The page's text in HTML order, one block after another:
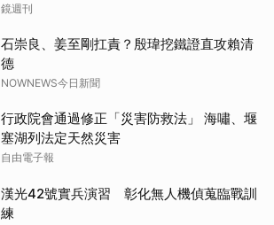
鏡週刊
石崇良、姜至剛扛責？殷瑋挖鐵證直攻賴清
德
NOWNEWS今日新聞
行政院會通過修正「災害防救法」 海嘯、堰
塞湖列法定天然災害
自由電子報
漢光42號實兵演習 彰化無人機偵蒐臨戰訓
練